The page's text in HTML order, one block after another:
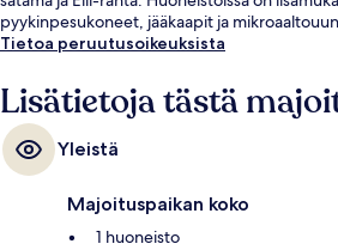
pyykinpesukoneet, jääkaapit ja
Tietoa peruutusoikeuksista
Lisätietoja tästä
Yleistä
Majoituspaikan koko
1 huoneisto